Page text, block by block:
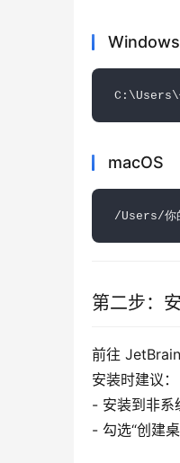
Windows
macOS
第二步：
前往
安装时建议：
- 安装到非系
- 勾选“创建